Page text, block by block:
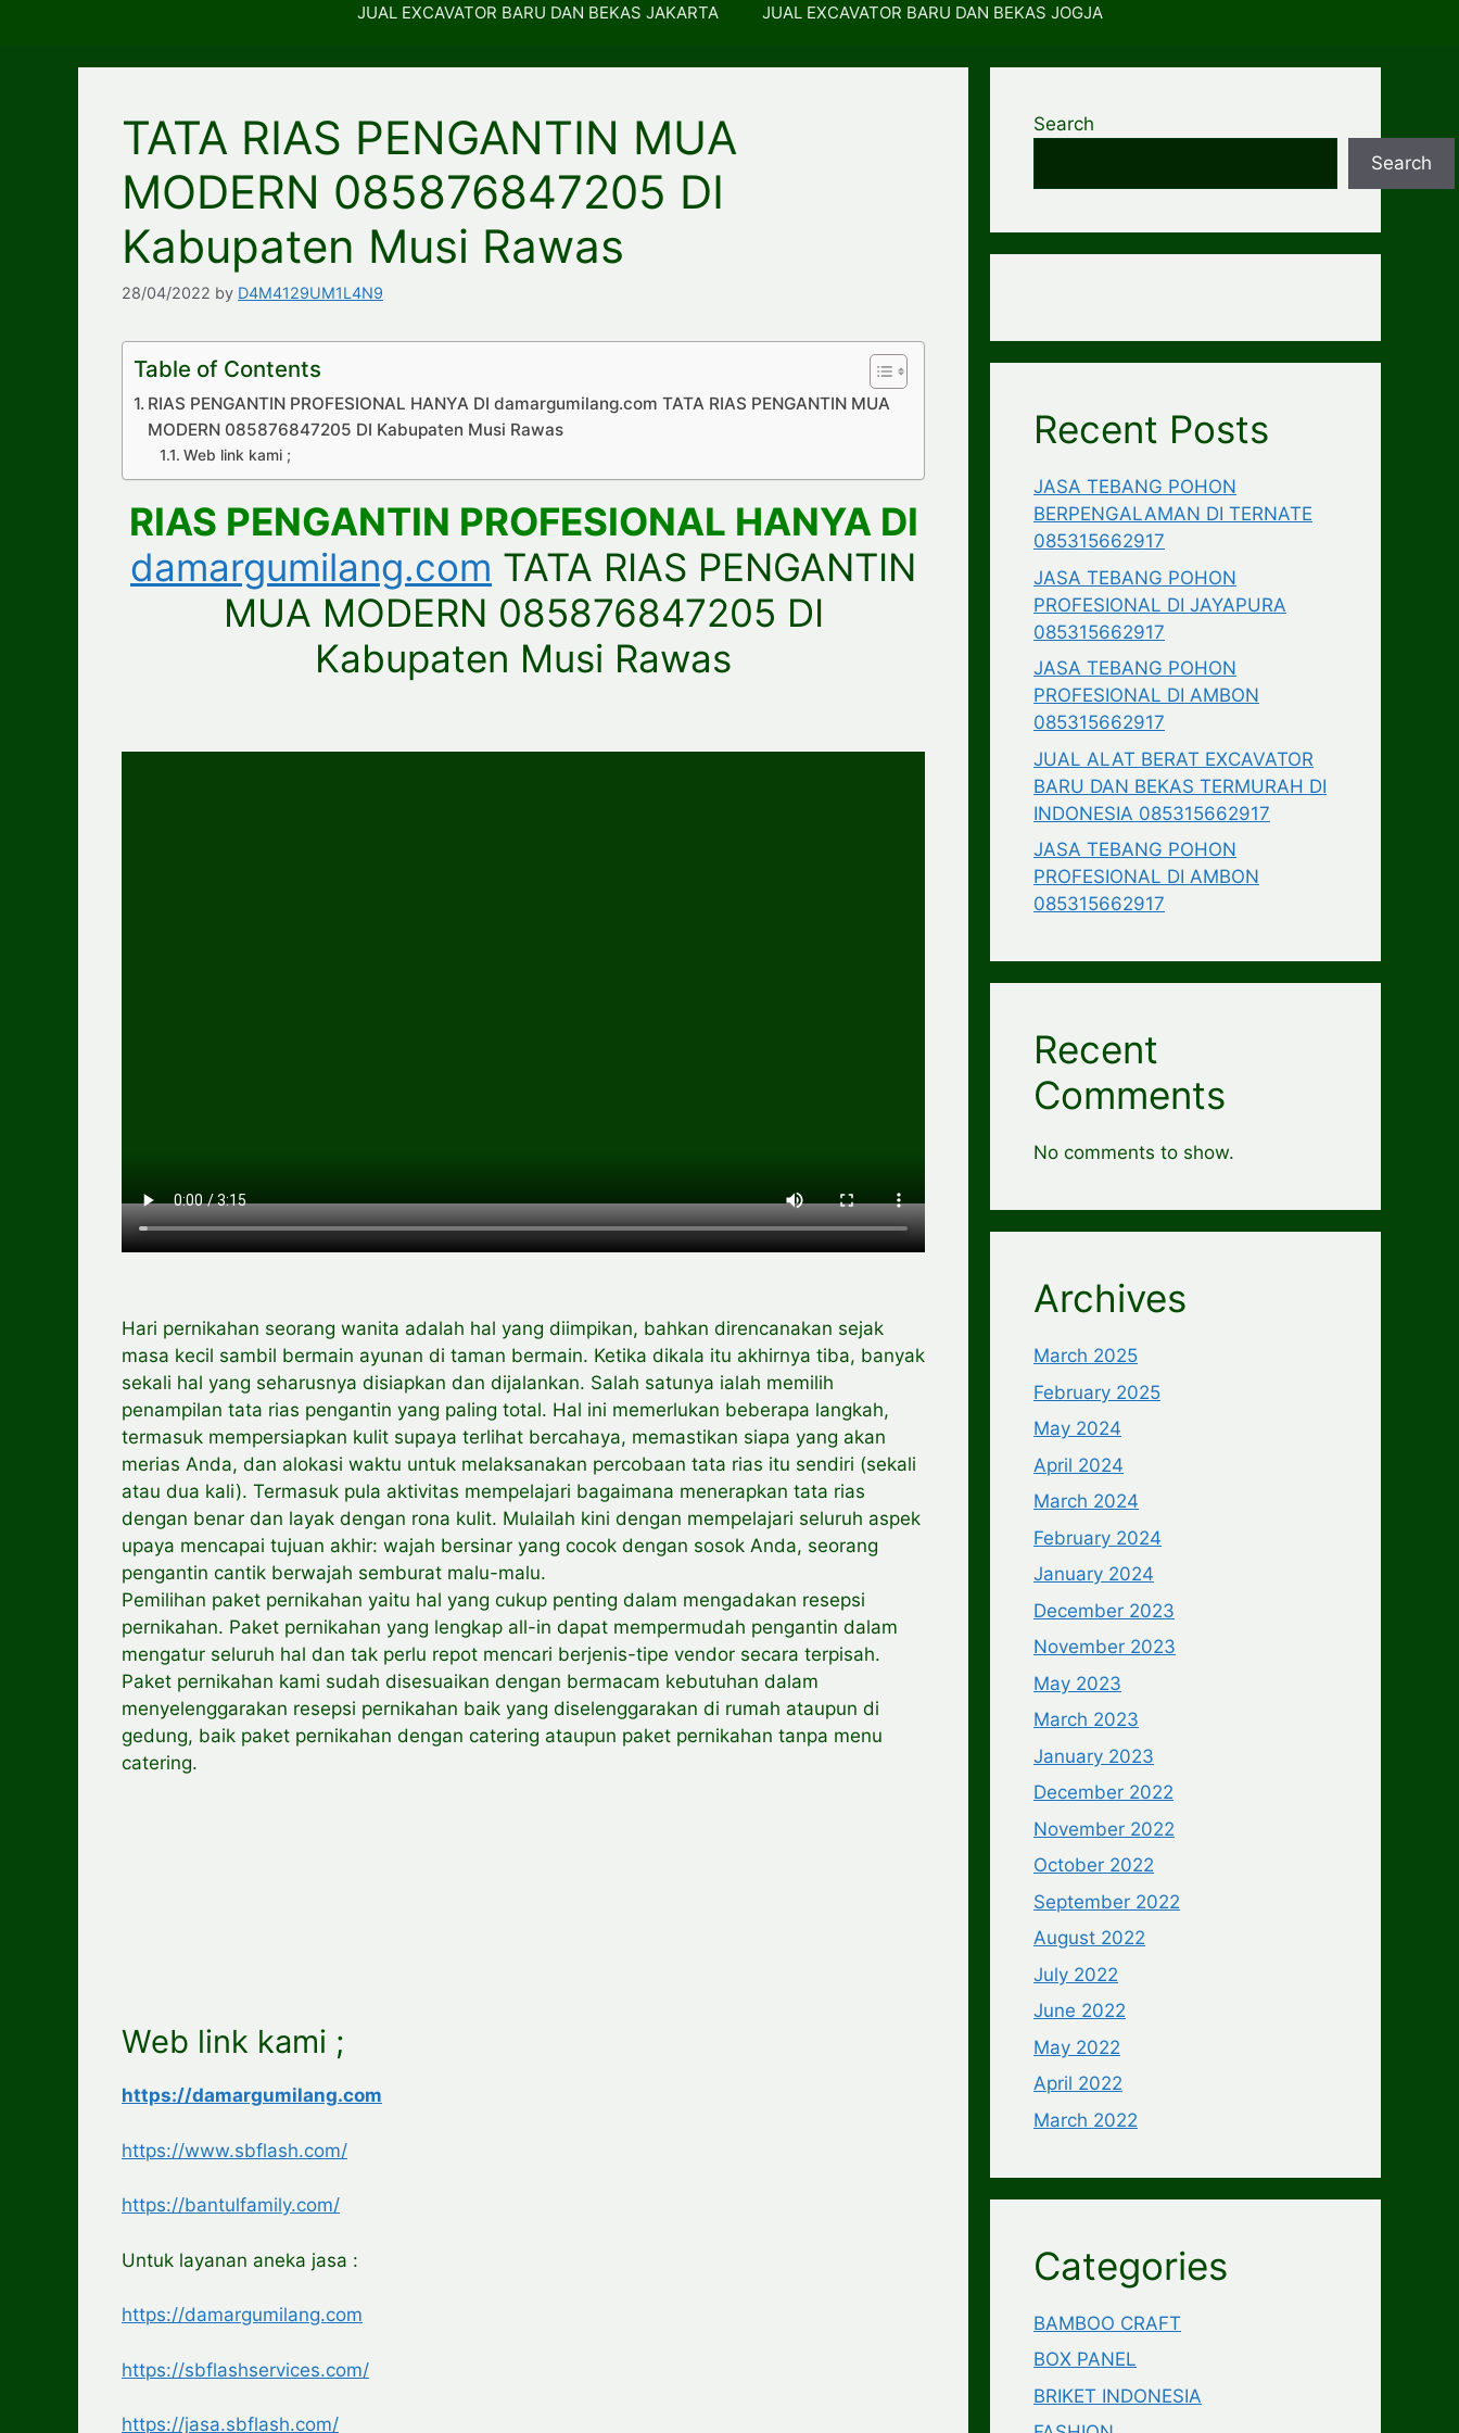
JUAL EXCAVATOR BARU DAN BEKAS JAKARTA JUAL EXCAVATOR BARU DAN BEKAS JOGJA
TATA RIAS PENGANTIN MUA
MODERN 085876847205 DI
Kabupaten Musi Rawas
28/04/2022 by D4M4129UM1L4N9
Table of Contents
RIAS PENGANTIN PROFESIONAL HANYA DI damargumilang.com TATA RIAS PENGANTIN MUA
MODERN 085876847205 DI Kabupaten Musi Rawas
Web link kami ;
RIAS PENGANTIN PROFESIONAL HANYA DI
damargumilang.com TATA RIAS PENGANTIN
MUA MODERN 085876847205 DI
Kabupaten Musi Rawas
Hari pernikahan seorang wanita adalah hal yang diimpikan, bahkan direncanakan sejak
masa kecil sambil bermain ayunan di taman bermain. Ketika dikala itu akhirnya tiba, banyak
sekali hal yang seharusnya disiapkan dan dijalankan. Salah satunya ialah memilih
penampilan tata rias pengantin yang paling total. Hal ini memerlukan beberapa langkah,
termasuk mempersiapkan kulit supaya terlihat bercahaya, memastikan siapa yang akan
merias Anda, dan alokasi waktu untuk melaksanakan percobaan tata rias itu sendiri (sekali
atau dua kali). Termasuk pula aktivitas mempelajari bagaimana menerapkan tata rias
dengan benar dan layak dengan rona kulit. Mulailah kini dengan mempelajari seluruh aspek
upaya mencapai tujuan akhir: wajah bersinar yang cocok dengan sosok Anda, seorang
pengantin cantik berwajah semburat malu-malu.
Pemilihan paket pernikahan yaitu hal yang cukup penting dalam mengadakan resepsi
pernikahan. Paket pernikahan yang lengkap all-in dapat mempermudah pengantin dalam
mengatur seluruh hal dan tak perlu repot mencari berjenis-tipe vendor secara terpisah.
Paket pernikahan kami sudah disesuaikan dengan bermacam kebutuhan dalam
menyelenggarakan resepsi pernikahan baik yang diselenggarakan di rumah ataupun di
gedung, baik paket pernikahan dengan catering ataupun paket pernikahan tanpa menu
catering.
Web link kami ;
https://damargumilang.com
https://www.sbflash.com/
https://bantulfamily.com/
Untuk layanan aneka jasa :
https://damargumilang.com
https://sbflashservices.com/
https://jasa.sbflash.com/
Search
Search
Recent Posts
JASA TEBANG POHON
BERPENGALAMAN DI TERNATE
085315662917
JASA TEBANG POHON
PROFESIONAL DI JAYAPURA
085315662917
JASA TEBANG POHON
PROFESIONAL DI AMBON
085315662917
JUAL ALAT BERAT EXCAVATOR
BARU DAN BEKAS TERMURAH DI
INDONESIA 085315662917
JASA TEBANG POHON
PROFESIONAL DI AMBON
085315662917
Recent
Comments
No comments to show.
Archives
March 2025
February 2025
May 2024
April 2024
March 2024
February 2024
January 2024
December 2023
November 2023
May 2023
March 2023
January 2023
December 2022
November 2022
October 2022
September 2022
August 2022
July 2022
June 2022
May 2022
April 2022
March 2022
Categories
BAMBOO CRAFT
BOX PANEL
BRIKET INDONESIA